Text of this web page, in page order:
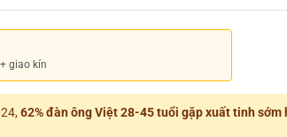
giao kín
62% đàn ông Việt 28-45 tuổi gặp xuất tinh sớm